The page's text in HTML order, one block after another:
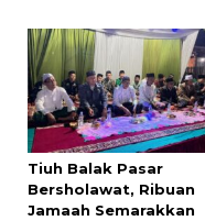
Tiuh Balak Pasar
Bersholawat, Ribuan
Jamaah Semarakkan